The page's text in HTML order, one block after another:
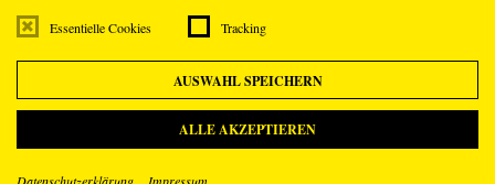
Essentielle Cookies Tracking
AUSWAHL SPEICHERN
ALLE AKZEPTIEREN